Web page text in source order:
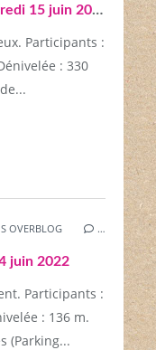
"La Chaudière" - Mercredi 15 juin 2022
Participants :
: 330
OVERBLOG …
juin 2022
Participants :
: 136 m.
(Parking...